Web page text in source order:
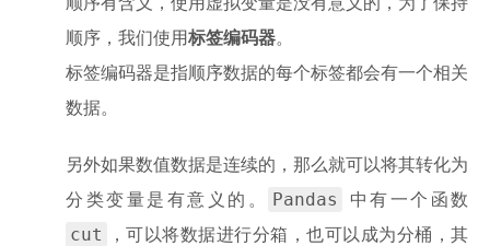
顺序，我们使用标签编码器。
标签编码器是指顺序数据的每个标签都会有一个相关
数据。
另外如果数值数据是连续的，那么就可以将其转化为
分类变量是有意义的。
Pandas 中有一个函数
cut
，可以将数据进行分箱，也可以成为分桶，其